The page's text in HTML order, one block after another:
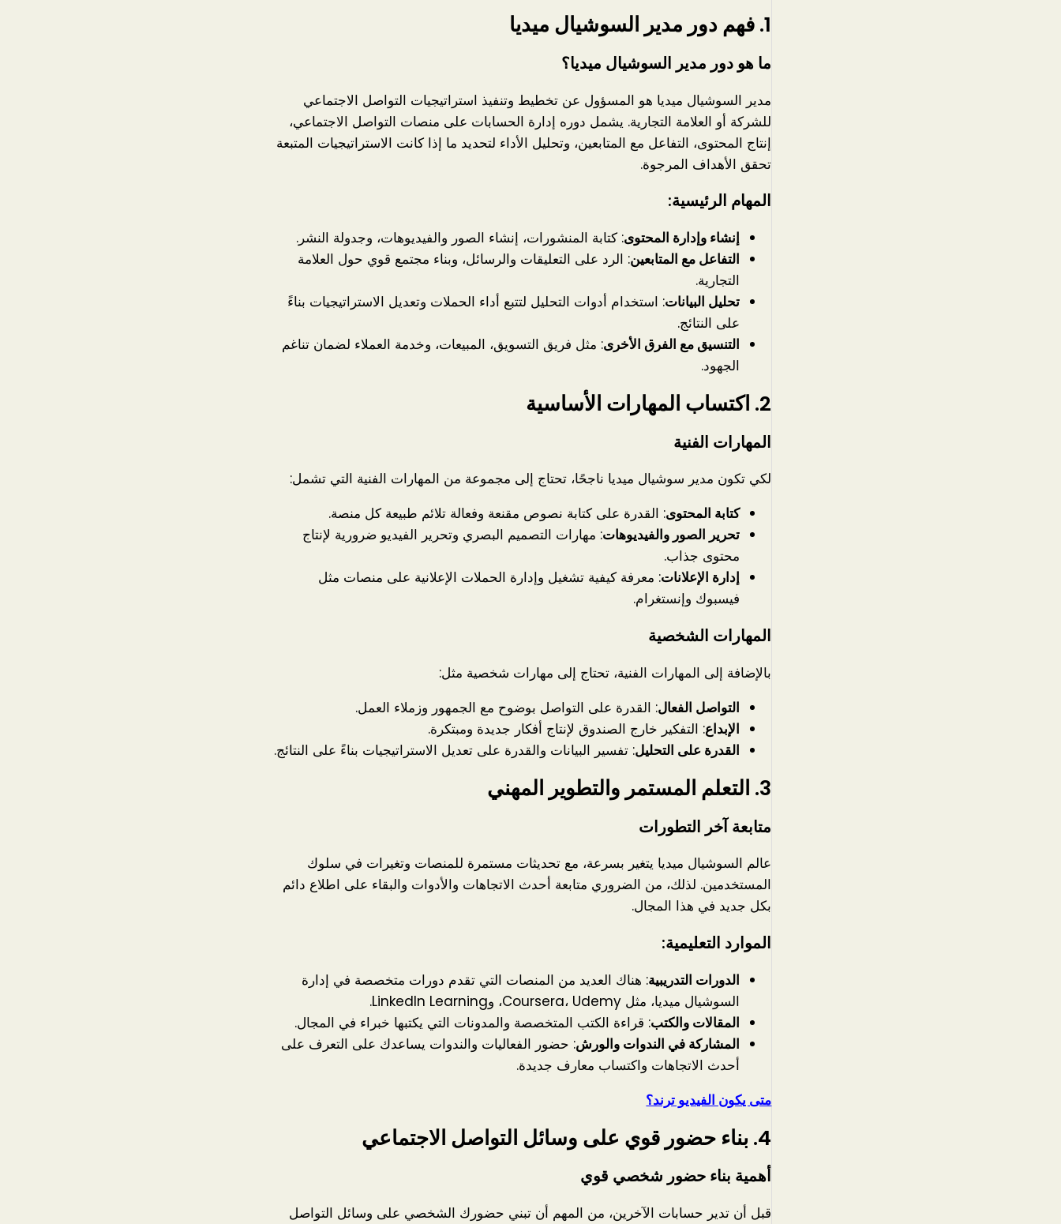
1. فهم دور مدير السوشيال ميديا
ما هو دور مدير السوشيال ميديا؟
مدير السوشيال ميديا هو المسؤول عن تخطيط وتنفيذ استراتيجيات التواصل الاجتماعي
للشركة أو العلامة التجارية. يشمل دوره إدارة الحسابات على منصات التواصل الاجتماعي،
إنتاج المحتوى، التفاعل مع المتابعين، وتحليل الأداء لتحديد ما إذا كانت الاستراتيجيات المتبعة
تحقق الأهداف المرجوة.
المهام الرئيسية:
إنشاء وإدارة المحتوى: كتابة المنشورات، إنشاء الصور والفيديوهات، وجدولة النشر.
التفاعل مع المتابعين: الرد على التعليقات والرسائل، وبناء مجتمع قوي حول العلامة
التجارية.
تحليل البيانات: استخدام أدوات التحليل لتتبع أداء الحملات وتعديل الاستراتيجيات بناءً
على النتائج.
التنسيق مع الفرق الأخرى: مثل فريق التسويق، المبيعات، وخدمة العملاء لضمان تناغم
الجهود.
2. اكتساب المهارات الأساسية
المهارات الفنية
لكي تكون مدير سوشيال ميديا ناجحًا، تحتاج إلى مجموعة من المهارات الفنية التي تشمل:
كتابة المحتوى: القدرة على كتابة نصوص مقنعة وفعالة تلائم طبيعة كل منصة.
تحرير الصور والفيديوهات: مهارات التصميم البصري وتحرير الفيديو ضرورية لإنتاج
محتوى جذاب.
إدارة الإعلانات: معرفة كيفية تشغيل وإدارة الحملات الإعلانية على منصات مثل
فيسبوك وإنستغرام.
المهارات الشخصية
بالإضافة إلى المهارات الفنية، تحتاج إلى مهارات شخصية مثل:
التواصل الفعال: القدرة على التواصل بوضوح مع الجمهور وزملاء العمل.
الإبداع: التفكير خارج الصندوق لإنتاج أفكار جديدة ومبتكرة.
القدرة على التحليل: تفسير البيانات والقدرة على تعديل الاستراتيجيات بناءً على النتائج.
3. التعلم المستمر والتطوير المهني
متابعة آخر التطورات
عالم السوشيال ميديا يتغير بسرعة، مع تحديثات مستمرة للمنصات وتغيرات في سلوك
المستخدمين. لذلك، من الضروري متابعة أحدث الاتجاهات والأدوات والبقاء على اطلاع دائم
بكل جديد في هذا المجال.
الموارد التعليمية:
الدورات التدريبية: هناك العديد من المنصات التي تقدم دورات متخصصة في إدارة
السوشيال ميديا، مثل Coursera، Udemy، وLinkedIn Learning.
المقالات والكتب: قراءة الكتب المتخصصة والمدونات التي يكتبها خبراء في المجال.
المشاركة في الندوات والورش: حضور الفعاليات والندوات يساعدك على التعرف على
أحدث الاتجاهات واكتساب معارف جديدة.
متى يكون الفيديو ترند؟
4. بناء حضور قوي على وسائل التواصل الاجتماعي
أهمية بناء حضور شخصي قوي
قبل أن تدير حسابات الآخرين، من المهم أن تبني حضورك الشخصي على وسائل التواصل